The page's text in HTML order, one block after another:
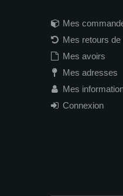
Mes
Mes retours
Mes avoirs
Mes adresses
Mes
Connexion